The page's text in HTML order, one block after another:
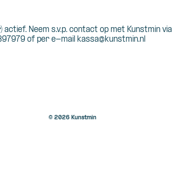
actief. Neem s.v.p. contact op met Kunstmin via
of per e-mail kassa@kunstmin.nl
© 2026 Kunstmin